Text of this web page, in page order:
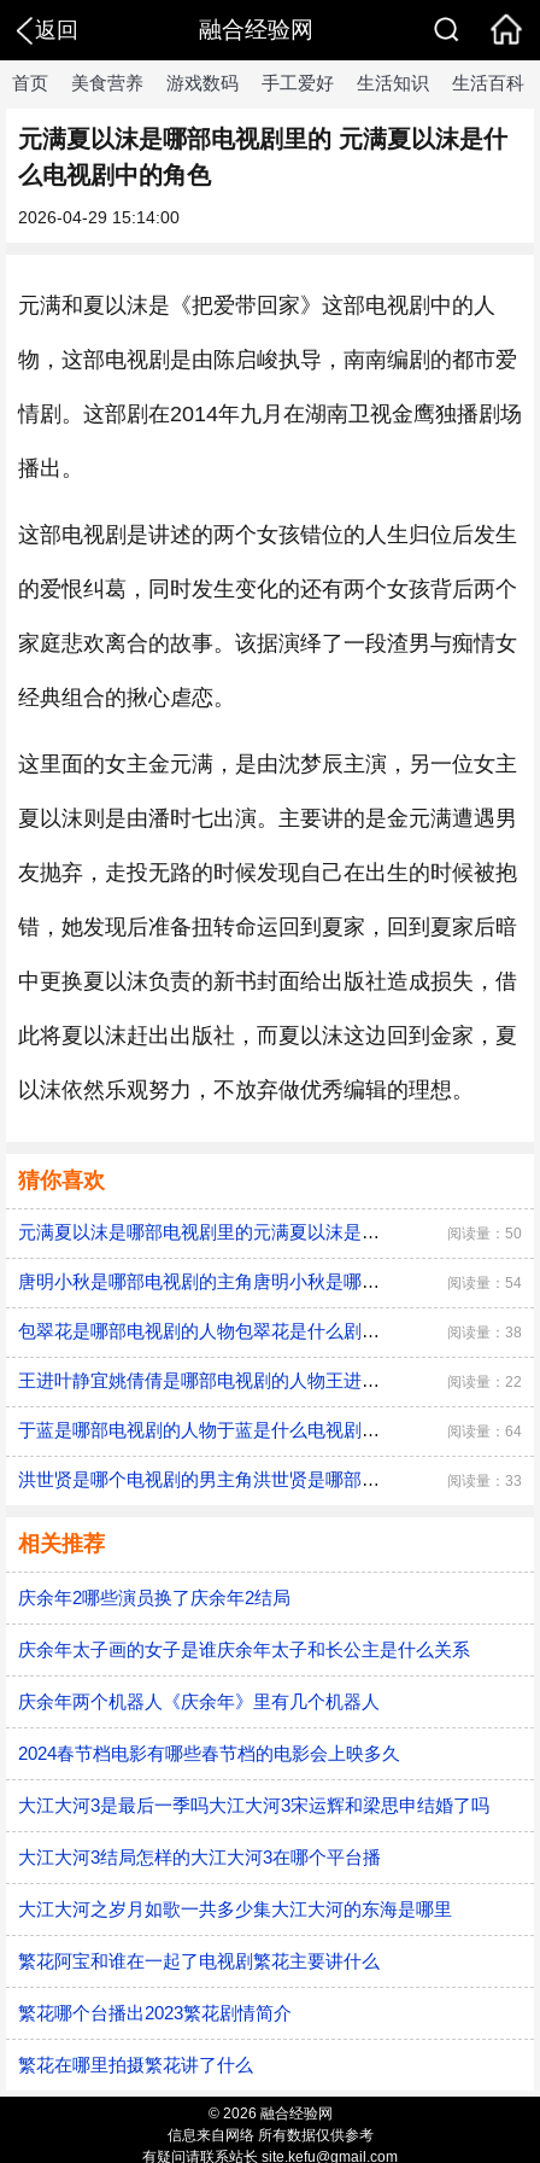
返回 融合经验网
首页 美食营养 游戏数码 手工爱好 生活知识 生活百科
元满夏以沫是哪部电视剧里的 元满夏以沫是什
么电视剧中的角色
2026-04-29 15:14:00
元满和夏以沫是《把爱带回家》这部电视剧中的人
物，这部电视剧是由陈启峻执导，南南编剧的都市爱
情剧。这部剧在2014年九月在湖南卫视金鹰独播剧场
播出。
这部电视剧是讲述的两个女孩错位的人生归位后发生
的爱恨纠葛，同时发生变化的还有两个女孩背后两个
家庭悲欢离合的故事。该据演绎了一段渣男与痴情女
经典组合的揪心虐恋。
这里面的女主金元满，是由沈梦辰主演，另一位女主
夏以沫则是由潘时七出演。主要讲的是金元满遭遇男
友抛弃，走投无路的时候发现自己在出生的时候被抱
错，她发现后准备扭转命运回到夏家，回到夏家后暗
中更换夏以沫负责的新书封面给出版社造成损失，借
此将夏以沫赶出出版社，而夏以沫这边回到金家，夏
以沫依然乐观努力，不放弃做优秀编辑的理想。
猜你喜欢
元满夏以沫是哪部电视剧里的元满夏以沫是什么电视剧中的角色 阅读量：50
唐明小秋是哪部电视剧的主角唐明小秋是哪部电视剧里的角色 阅读量：54
包翠花是哪部电视剧的人物包翠花是什么剧中的人物 阅读量：38
王进叶静宜姚倩倩是哪部电视剧的人物王进叶静宜姚倩倩是什么电视剧的人物 阅读量：22
于蓝是哪部电视剧的人物于蓝是什么电视剧里的人物 阅读量：64
洪世贤是哪个电视剧的男主角洪世贤是哪部电视剧 阅读量：33
相关推荐
庆余年2哪些演员换了庆余年2结局
庆余年太子画的女子是谁庆余年太子和长公主是什么关系
庆余年两个机器人《庆余年》里有几个机器人
2024春节档电影有哪些春节档的电影会上映多久
大江大河3是最后一季吗大江大河3宋运辉和梁思申结婚了吗
大江大河3结局怎样的大江大河3在哪个平台播
大江大河之岁月如歌一共多少集大江大河的东海是哪里
繁花阿宝和谁在一起了电视剧繁花主要讲什么
繁花哪个台播出2023繁花剧情简介
繁花在哪里拍摄繁花讲了什么
© 2026 融合经验网
信息来自网络 所有数据仅供参考
有疑问请联系站长 site.kefu@gmail.com